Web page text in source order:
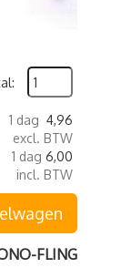
1 dag 4,96
excl. BTW
1 dag 6,00
incl. BTW
FLING